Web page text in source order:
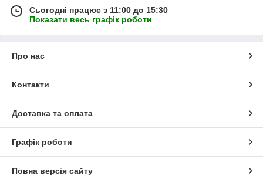
Сьогодні працює з 11:00 до 15:30
Показати весь графік роботи
Про нас
Контакти
Доставка та оплата
Графік роботи
Повна версія сайту